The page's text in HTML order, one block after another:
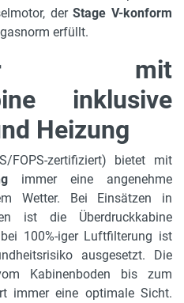
L
mm
Kraftstoff
derStage V-konform
erfüllt.
mit
inklusive
Heizung
FOPS-zertifiziert) bietet mit
immer eine angenehme
Wetter. Bei Einsätzen in
ist die Überdruckkabine
100%-iger Luftfilterung ist
ausgesetzt. Die
Kabinenboden bis zum
immer eine optimale Sicht.